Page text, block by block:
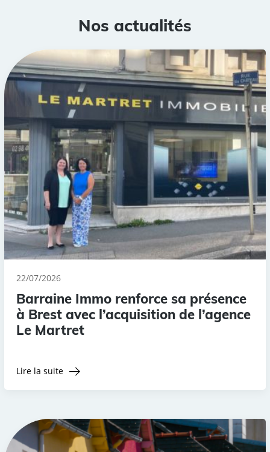
Nos actualités
22/07/2026
Barraine Immo renforce sa présence
à Brest avec l’acquisition de l’agence
Le Martret
Lire la suite